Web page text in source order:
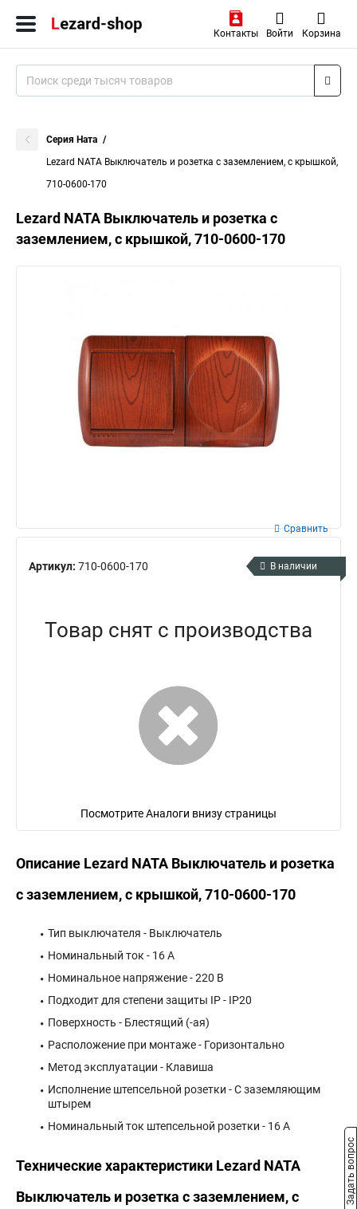
Контакты Войти Корзина
Серия Ната
Lezard NATA Выключатель и розетка с заземлением, с крышкой,
710-0600-170
Lezard NATA Выключатель и розетка с
заземлением, с крышкой, 710-0600-170
Артикул: 710-0600-170
Сравнить
В наличии
Товар снят с производства
Посмотрите Аналоги внизу страницы
Описание Lezard NATA Выключатель и розетка
с заземлением, с крышкой, 710-0600-170
Тип выключателя - Выключатель
Номинальный ток - 16 А
Номинальное напряжение - 220 В
Подходит для степени защиты IP - IP20
Поверхность - Блестящий (-ая)
Расположение при монтаже - Горизонтально
Метод эксплуатации - Клавиша
Исполнение штепсельной розетки - С заземляющим
штырем
Номинальный ток штепсельной розетки - 16 А
Технические характеристики Lezard NATA
Выключатель и розетка с заземлением, с
Задать вопрос